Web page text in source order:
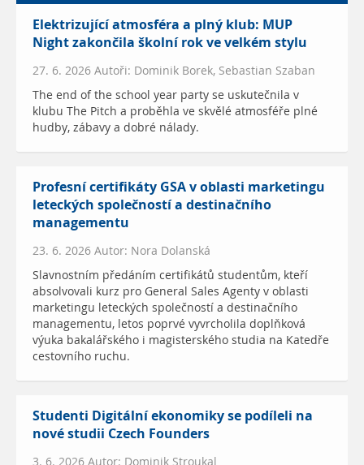
Elektrizující atmosféra a plný klub: MUP
Night zakončila školní rok ve velkém stylu
27. 6. 2026 Autoři: Dominik Borek, Sebastian Szaban
The end of the school year party se uskutečnila v
klubu The Pitch a proběhla ve skvělé atmosféře plné
hudby, zábavy a dobré nálady.
Profesní certifikáty GSA v oblasti marketingu
leteckých společností a destinačního
managementu
23. 6. 2026 Autor: Nora Dolanská
Slavnostním předáním certifikátů studentům, kteří
absolvovali kurz pro General Sales Agenty v oblasti
marketingu leteckých společností a destinačního
managementu, letos poprvé vyvrcholila doplňková
výuka bakalářského i magisterského studia na Katedře
cestovního ruchu.
Studenti Digitální ekonomiky se podíleli na
nové studii Czech Founders